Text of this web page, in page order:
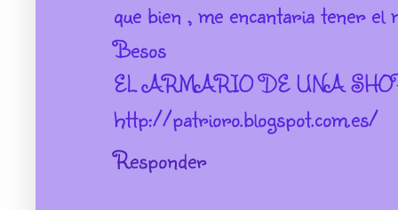
que bien , me encantaria tener el
Besos
EL ARMARIO DE UNA
http://patrioro.blogspot.com.es/
Responder